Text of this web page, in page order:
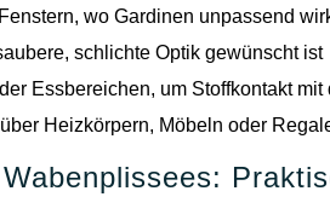
wo Gardinen unpassend
schlichte Optik gewünscht ist
Essbereichen, um Stoffkontakt
Heizkörpern, Möbeln oder